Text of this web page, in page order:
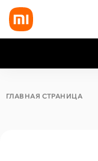
ГЛАВНАЯ СТРАНИЦА